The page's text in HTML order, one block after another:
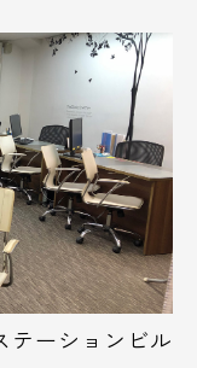
テーションビル